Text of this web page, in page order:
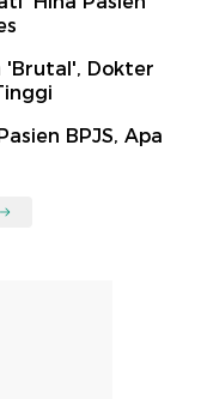
'Brutal', Dokter
BPJS, Apa